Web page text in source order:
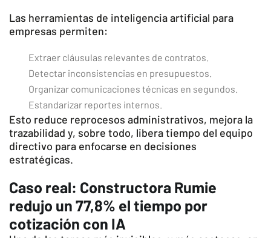
Las herramientas de inteligencia artificial para
empresas permiten:
Extraer cláusulas relevantes de contratos.
Detectar inconsistencias en presupuestos.
Organizar comunicaciones técnicas en segundos.
Estandarizar reportes internos.
Esto reduce reprocesos administrativos, mejora la
trazabilidad y, sobre todo, libera tiempo del equipo
directivo para enfocarse en decisiones
estratégicas.
Caso real: Constructora Rumie
redujo un 77,8% el tiempo por
cotización con IA